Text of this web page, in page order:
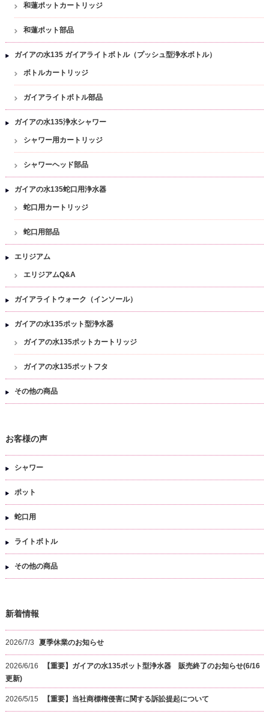
和蓮ポットカートリッジ
和蓮ポット部品
ガイアの水135 ガイアライトボトル（プッシュ型浄水ボトル）
ボトルカートリッジ
ガイアライトボトル部品
ガイアの水135浄水シャワー
シャワー用カートリッジ
シャワーヘッド部品
ガイアの水135蛇口用浄水器
蛇口用カートリッジ
蛇口用部品
エリジアム
エリジアムQ&A
ガイアライトウォーク（インソール）
ガイアの水135ポット型浄水器
ガイアの水135ポットカートリッジ
ガイアの水135ポットフタ
その他の商品
お客様の声
シャワー
ポット
蛇口用
ライトボトル
その他の商品
新着情報
2026/7/3 夏季休業のお知らせ
2026/6/16
【重要】ガイアの水135ポット型浄水器 販売終了のお知らせ(6/16
更新)
2026/5/15 【重要】当社商標権侵害に関する訴訟提起について